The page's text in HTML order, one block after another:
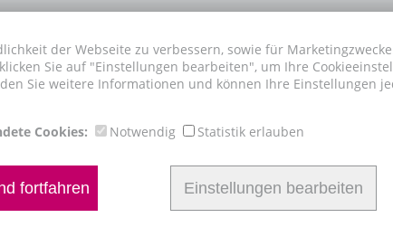
der Webseite zu verbessern, sowie für
Sie auf "Einstellungen bearbeiten", um Ihre
Sie weitere Informationen und können Ihre Einstellungen
Cookies: Notwendig Statistik erlauben
fortfahren Einstellungen bearbeiten